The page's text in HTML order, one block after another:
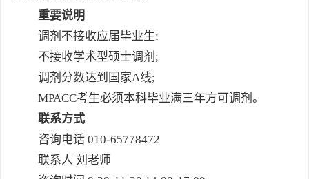
重要说明
调剂不接收应届毕业生;
不接收学术型硕士调剂;
调剂分数达到国家A线;
MPACC考生必须本科毕业满三年方可调剂。
联系方式
咨询电话 010-65778472
联系人 刘老师